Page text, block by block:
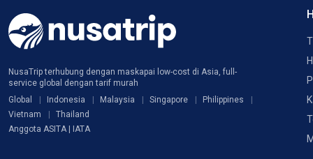
NusaTrip terhubung dengan maskapai low-cost di Asia, full-
service global dengan tarif murah
Global
Indonesia Malaysia Singapore
Philippines
Vietnam
Thailand
Anggota ASITA | IATA